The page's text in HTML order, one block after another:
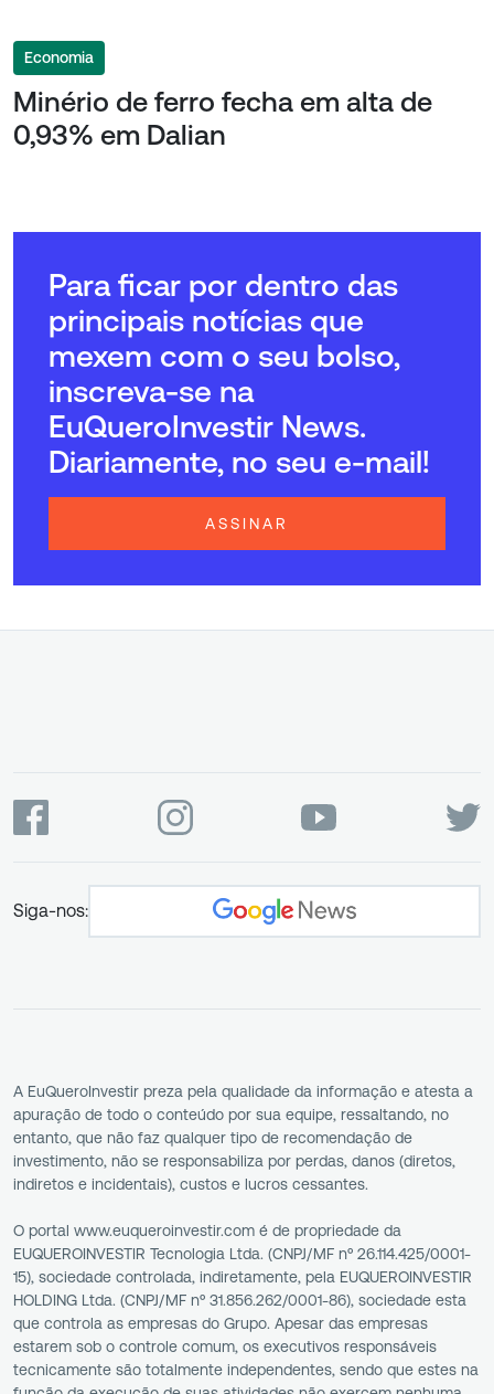
Economia
Minério de ferro fecha em alta de
0,93% em Dalian
Para ficar por dentro das
principais notícias que
mexem com o seu bolso,
inscreva-se na
EuQueroInvestir News.
Diariamente, no seu e-mail!
ASSINAR
Siga-nos:
A EuQueroInvestir preza pela qualidade da informação e atesta a
apuração de todo o conteúdo por sua equipe, ressaltando, no
entanto, que não faz qualquer tipo de recomendação de
investimento, não se responsabiliza por perdas, danos (diretos,
indiretos e incidentais), custos e lucros cessantes.
O portal www.euqueroinvestir.com é de propriedade da
EUQUEROINVESTIR Tecnologia Ltda. (CNPJ/MF nº 26.114.425/0001-
15), sociedade controlada, indiretamente, pela EUQUEROINVESTIR
HOLDING Ltda. (CNPJ/MF nº 31.856.262/0001-86), sociedade esta
que controla as empresas do Grupo. Apesar das empresas
estarem sob o controle comum, os executivos responsáveis
tecnicamente são totalmente independentes, sendo que estes na